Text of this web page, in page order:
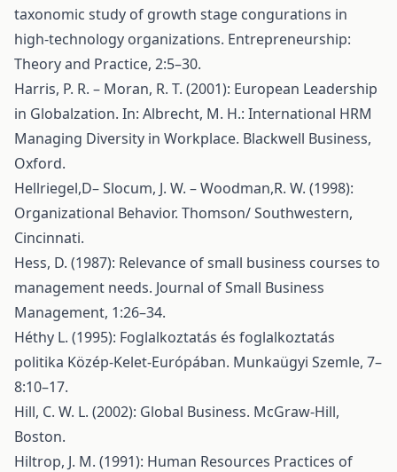
taxonomic study of growth stage congurations in
high-technology organizations. Entrepreneurship:
Theory and Practice, 2:5–30.
Harris, P. R. – Moran, R. T. (2001): European Leadership
in Globalzation. In: Albrecht, M. H.: International HRM
Managing Diversity in Workplace. Blackwell Business,
Oxford.
Hellriegel,D– Slocum, J. W. – Woodman,R. W. (1998):
Organizational Behavior. Thomson/ Southwestern,
Cincinnati.
Hess, D. (1987): Relevance of small business courses to
management needs. Journal of Small Business
Management, 1:26–34.
Héthy L. (1995): Foglalkoztatás és foglalkoztatás
politika Közép-Kelet-Európában. Munkaügyi Szemle, 7–
8:10–17.
Hill, C. W. L. (2002): Global Business. McGraw-Hill,
Boston.
Hiltrop, J. M. (1991): Human Resources Practices of